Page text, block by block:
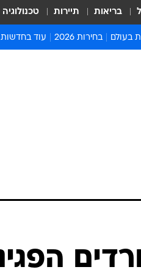
בריאות תיירות טכנולוגיה
בעולם בחירות 2026 עוד בחדשות
חדשות